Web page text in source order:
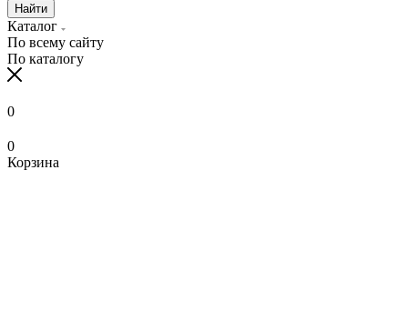
Найти
Каталог
По всему сайту
По каталогу
0
0
Корзина